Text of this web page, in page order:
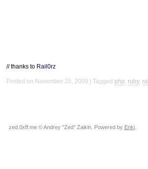
// thanks to Rail0rz
Posted on November 25, 2009 Tagged php, ruby,
zed.0xff.me © Andrey "Zed" Zaikin. Powered by Enki.